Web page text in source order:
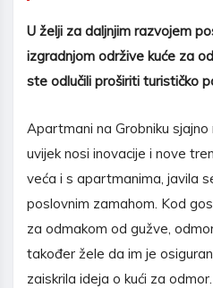
U želji za daljnjim razvojem
izgradnjom održive kuće za
ste odlučili proširiti turističko
Apartmani na Grobniku
uvijek nosi inovacije i nove
veća i s apartmanima, javila
poslovnim zamahom. Kod
za odmakom od gužve,
također žele da im je
zaiskrila ideja o kući za